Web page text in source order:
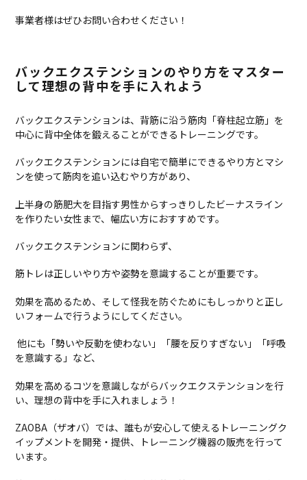
事業者様はぜひお問い合わせください！
バックエクステンションのやり方をマスター
して理想の背中を手に入れよう
バックエクステンションは、背筋に沿う筋肉「脊柱起立筋」を
中心に背中全体を鍛えることができるトレーニングです。
バックエクステンションには自宅で簡単にできるやり方とマシ
ンを使って筋肉を追い込むやり方があり、
上半身の筋肥大を目指す男性からすっきりしたビーナスライン
を作りたい女性まで、幅広い方におすすめです。
バックエクステンションに関わらず、
筋トレは正しいやり方や姿勢を意識することが重要です。
効果を高めるため、そして怪我を防ぐためにもしっかりと正し
いフォームで行うようにしてください。
他にも「勢いや反動を使わない」「腰を反りすぎない」「呼吸
を意識する」など、
効果を高めるコツを意識しながらバックエクステンションを行
い、理想の背中を手に入れましょう！
ZAOBA（ザオバ）では、誰もが安心して使えるトレーニングク
イップメントを開発・提供、トレーニング機器の販売を行って
います。